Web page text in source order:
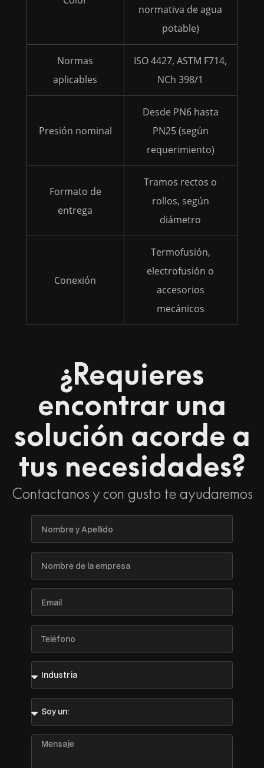
normativa de agua
potable)
Normas
aplicables
ISO 4427, ASTM F714,
NCh 398/1
Presión nominal
Desde PN6 hasta
PN25 (según
requerimiento)
Formato de
entrega
Tramos rectos o
rollos, según
diámetro
Conexión
Termofusión,
electrofusión o
accesorios
mecánicos
¿Requieres
encontrar una
solución acorde a
tus necesidades?
Contactanos y con gusto te ayudaremos
Nombre
Apellido
Nombre
la
empresa
Email
Teléfono
Industria
Soy
un:
Mensaje